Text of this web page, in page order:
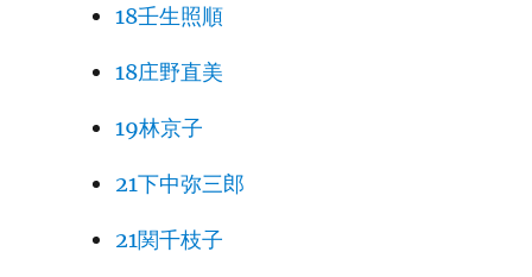
18壬生照順
18庄野直美
19林京子
21下中弥三郎
21関千枝子